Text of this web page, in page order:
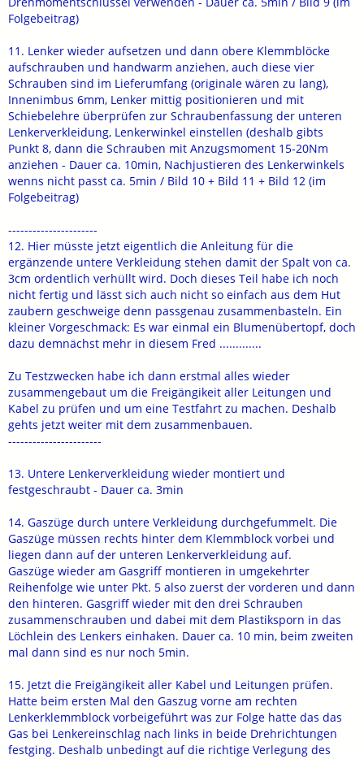
Folgebeitrag)
11. Lenker wieder aufsetzen und dann obere Klemmblöcke
aufschrauben und handwarm anziehen, auch diese vier
Schrauben sind im Lieferumfang (originale wären zu lang),
Innenimbus 6mm, Lenker mittig positionieren und mit
Schiebelehre überprüfen zur Schraubenfassung der unteren
Lenkerverkleidung, Lenkerwinkel einstellen (deshalb gibts
Punkt 8, dann die Schrauben mit Anzugsmoment 15-20Nm
anziehen - Dauer ca. 10min, Nachjustieren des Lenkerwinkels
wenns nicht passt ca. 5min / Bild 10 + Bild 11 + Bild 12 (im
Folgebeitrag)
----------------------
12. Hier müsste jetzt eigentlich die Anleitung für die
ergänzende untere Verkleidung stehen damit der Spalt von ca.
3cm ordentlich verhüllt wird. Doch dieses Teil habe ich noch
nicht fertig und lässt sich auch nicht so einfach aus dem Hut
zaubern geschweige denn passgenau zusammenbasteln. Ein
kleiner Vorgeschmack: Es war einmal ein Blumenübertopf, doch
dazu demnächst mehr in diesem Fred .............
Zu Testzwecken habe ich dann erstmal alles wieder
zusammengebaut um die Freigängikeit aller Leitungen und
Kabel zu prüfen und um eine Testfahrt zu machen. Deshalb
gehts jetzt weiter mit dem zusammenbauen.
-----------------------
13. Untere Lenkerverkleidung wieder montiert und
festgeschraubt - Dauer ca. 3min
14. Gaszüge durch untere Verkleidung durchgefummelt. Die
Gaszüge müssen rechts hinter dem Klemmblock vorbei und
liegen dann auf der unteren Lenkerverkleidung auf.
Gaszüge wieder am Gasgriff montieren in umgekehrter
Reihenfolge wie unter Pkt. 5 also zuerst der vorderen und dann
den hinteren. Gasgriff wieder mit den drei Schrauben
zusammenschrauben und dabei mit dem Plastiksporn in das
Löchlein des Lenkers einhaken. Dauer ca. 10 min, beim zweiten
mal dann sind es nur noch 5min.
15. Jetzt die Freigängikeit aller Kabel und Leitungen prüfen.
Hatte beim ersten Mal den Gaszug vorne am rechten
Lenkerklemmblock vorbeigeführt was zur Folge hatte das das
Gas bei Lenkereinschlag nach links in beide Drehrichtungen
festging. Deshalb unbedingt auf die richtige Verlegung des